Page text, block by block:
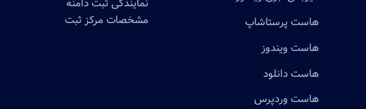
هاست پرستاشاپ
هاست ویندوز
هاست دانلود
هاست وردپرس
نمایندگی ثبت دامنه
مشخصات مرکز ثبت